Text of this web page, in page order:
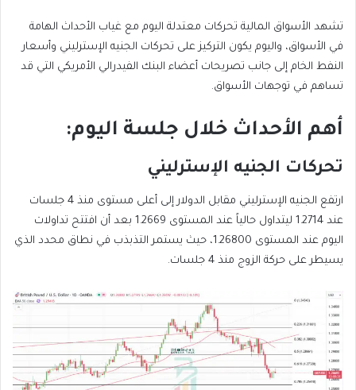
تشهد الأسواق المالية تحركات معتدلة اليوم مع غياب الأحداث الهامة
في الأسواق، واليوم يكون التركيز على تحركات الجنيه الإسترليني وأسعار
النفط الخام إلى جانب تصريحات أعضاء البنك الفيدرالي الأمريكي التي قد
تساهم في توجهات الأسواق.
أهم الأحداث خلال جلسة اليوم:
تحركات الجنيه الإسترليني
ارتفع الجنيه الإسترليني مقابل الدولار إلى أعلى مستوى منذ 4 جلسات
عند 1.2714 ليتداول حالياً عند المستوى 1.2669 بعد أن افتتح تداولات
اليوم عند المستوى 1.26800، حيث يستمر التذبذب في نطاق محدد الذي
يسيطر على حركة الزوج منذ 4 جلسات.